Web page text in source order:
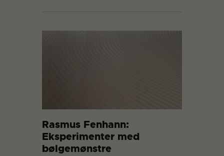
Rasmus Fenhann:
Eksperimenter med
bølgemønstre